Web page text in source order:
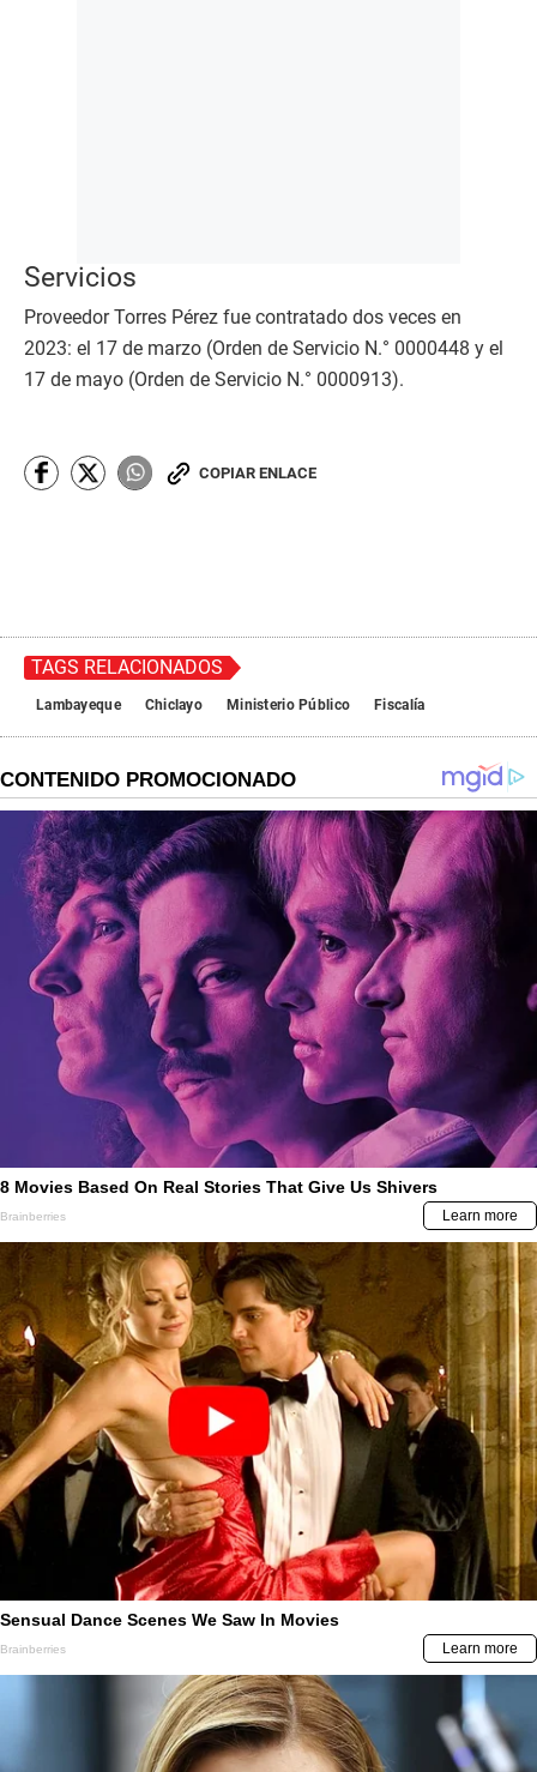
Servicios
Proveedor Torres Pérez fue contratado dos veces en
2023: el 17 de marzo (Orden de Servicio N.° 0000448 y el
17 de mayo (Orden de Servicio N.° 0000913).
COPIAR ENLACE
TAGS RELACIONADOS
Lambayeque Chiclayo Ministerio Público Fiscalía